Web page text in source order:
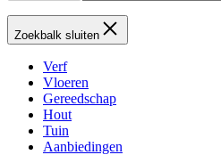
Zoekbalk sluiten
Verf
Vloeren
Gereedschap
Hout
Tuin
Aanbiedingen